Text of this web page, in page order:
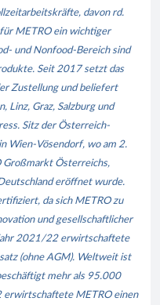
davon rd.
METRO ein wichtiger
und Nonfood-Bereich sind
Seit 2017 setzt das
Zustellung und beliefert
Linz, Graz, Salzburg und
Sitz der Österreich-
Wien-Vösendorf, wo am 2.
Österreichs,
eröffnet wurde.
da sich METRO zu
und gesellschaftlicher
2021/22 erwirtschaftete
(ohne AGM). Weltweit ist
mehr als 95.000
METRO einen